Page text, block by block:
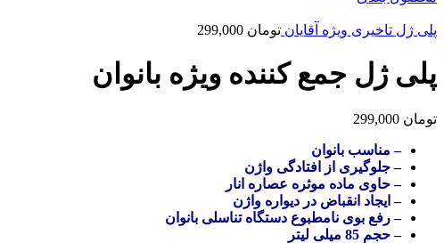
پلی ژل تاخیری ویژه آقایان تومان
پلی ژل جمع کننده ویژه بانوان
تومان
– مناسب بانوان
– جلوگیری از افتادگی واژن
– حاوی ماده موثره عصاره انار
– ایجاد انقباض در دیواره واژن
– رفع بوی نامطبوع دستگاه تناسلی بانوان
– حجم 85 میلی لیتر